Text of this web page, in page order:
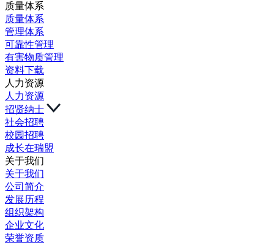
质量体系
质量体系
管理体系
可靠性管理
有害物质管理
资料下载
人力资源
人力资源
招贤纳士
社会招聘
校园招聘
成长在瑞盟
关于我们
关于我们
公司简介
发展历程
组织架构
企业文化
荣誉资质